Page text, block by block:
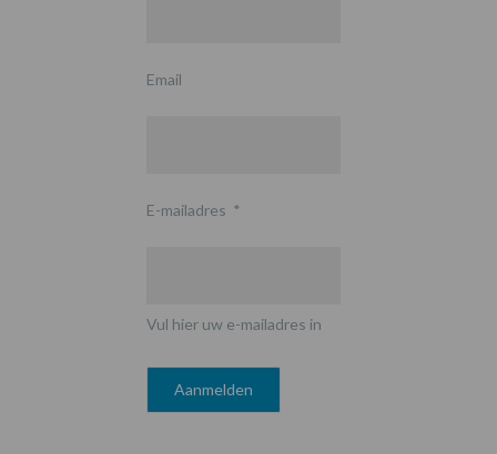
Email
E-mailadres *
Vul hier uw e-mailadres in